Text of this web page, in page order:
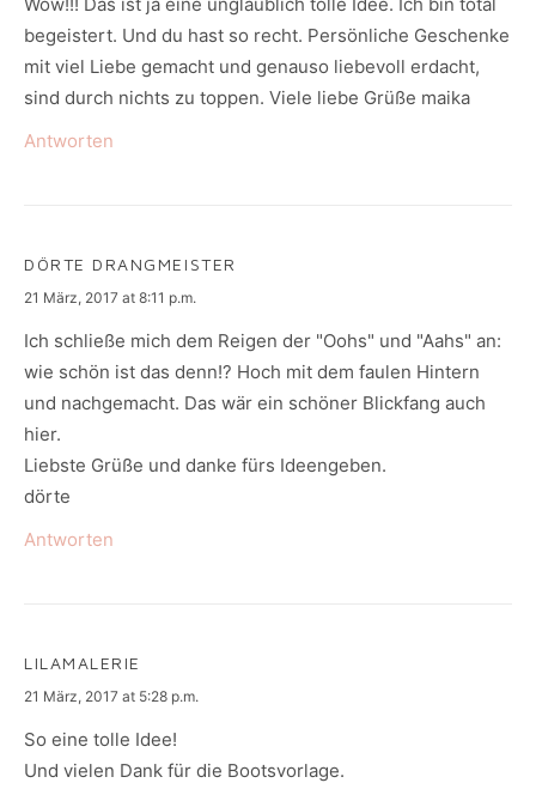
begeistert. Und du hast so recht. Persönliche Geschenke
mit viel Liebe gemacht und genauso liebevoll erdacht,
sind durch nichts zu toppen. Viele liebe Grüße maika
Antworten
DÖRTE DRANGMEISTER
says:
21 März, 2017 at 8:11 p.m.
Ich schließe mich dem Reigen der "Oohs" und "Aahs" an:
wie schön ist das denn!? Hoch mit dem faulen Hintern
und nachgemacht. Das wär ein schöner Blickfang auch
hier.
Liebste Grüße und danke fürs Ideengeben.
dörte
Antworten
LILAMALERIE
says:
21 März, 2017 at 5:28 p.m.
So eine tolle Idee!
Und vielen Dank für die Bootsvorlage.